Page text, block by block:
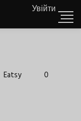
Увійти
Eatsy 0